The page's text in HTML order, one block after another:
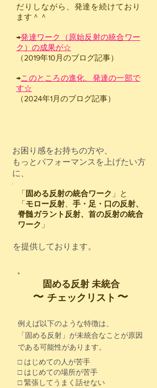
だりしながら、発達を続けており
ます＾＾
​→発達ワーク（原始反射の統合ワー
ク）の成果が☆
（2019年10月のブログ記事）
​→このところの進化、発達の一部で
す☆
（2024年1月のブログ記事）
​お困り感をお持ちの方や、
​もっとパフォーマンスを上げたい方
に、
「 固める反射の統合ワーク 」と
「 モロー反射
手・足・口の反射、
脊髄ガラント反射、首の反射の統合
ワーク 」
​を提供しております。
​〜
固める反射 未統合
チェックリスト​〜
例えば以下のような特徴は、
​「固める反射」が未統合なことが原因
である可能性があります。
□ はじめての人が苦手
□ はじめての場所が苦手
□ 緊張してうまく話せない